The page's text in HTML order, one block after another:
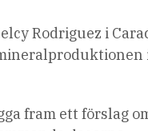
Rodriguez i
fram ett förslag